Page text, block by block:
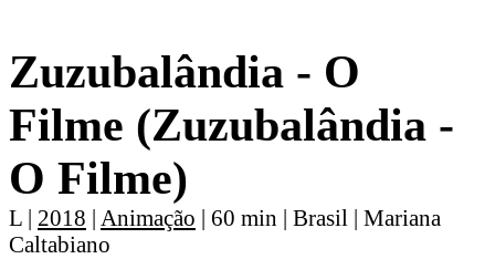
Zuzubalândia - O
Filme (Zuzubalândia -
O Filme)
L | 2018 | Animação | 60 min | Brasil | Mariana
Caltabiano